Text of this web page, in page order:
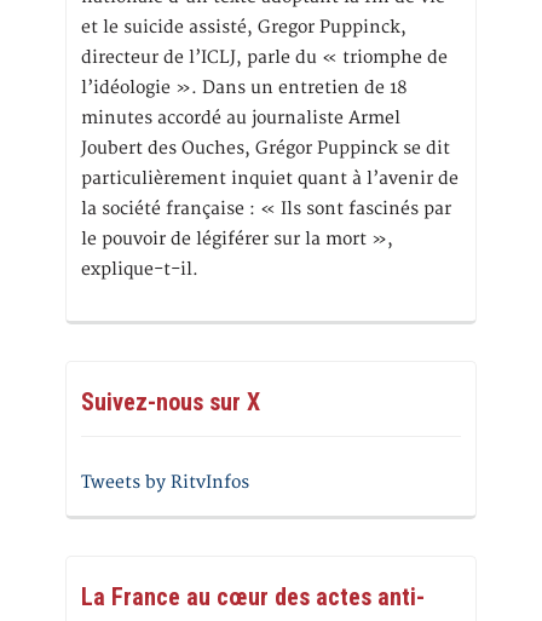
et le suicide assisté, Gregor Puppinck,
directeur de l’ICLJ, parle du « triomphe de
l’idéologie ». Dans un entretien de 18
minutes accordé au journaliste Armel
Joubert des Ouches, Grégor Puppinck se dit
particulièrement inquiet quant à l’avenir de
la société française : « Ils sont fascinés par
le pouvoir de légiférer sur la mort »,
explique-t-il.
Suivez-nous sur X
Tweets by RitvInfos
La France au cœur des actes anti-